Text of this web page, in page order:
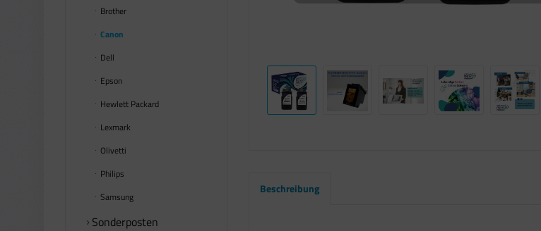
Brother
Canon
Dell
Epson
Hewlett Packard
Lexmark
Olivetti
Philips
Samsung
Sonderposten
Beschreibung